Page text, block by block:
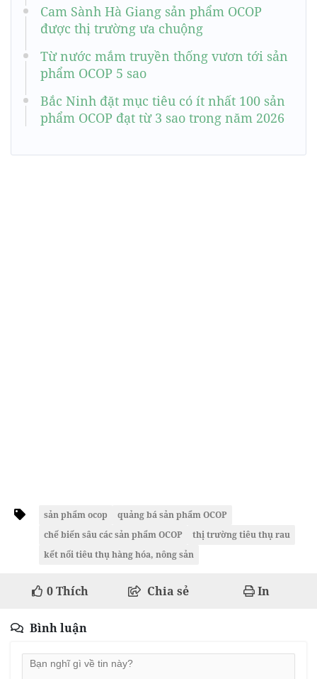
Cam Sành Hà Giang sản phẩm OCOP
được thị trường ưa chuộng
Từ nước mắm truyền thống vươn tới sản
phẩm OCOP 5 sao
Bắc Ninh đặt mục tiêu có ít nhất 100 sản
phẩm OCOP đạt từ 3 sao trong năm 2026
sản phẩm ocop
quảng bá sản phẩm OCOP
chế biến sâu các sản phẩm OCOP
thị trường tiêu thụ rau
kết nối tiêu thụ hàng hóa, nông sản
0Thích Chia sẻ In
Bình luận